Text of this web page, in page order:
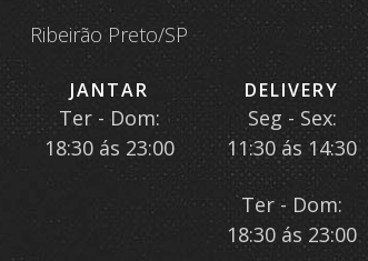
Ribeirão Preto/SP
JANTAR
Ter - Dom:
18:30 ás 23:00
DELIVERY
Seg - Sex:
11:30 ás 14:30
Ter - Dom:
18:30 ás 23:00